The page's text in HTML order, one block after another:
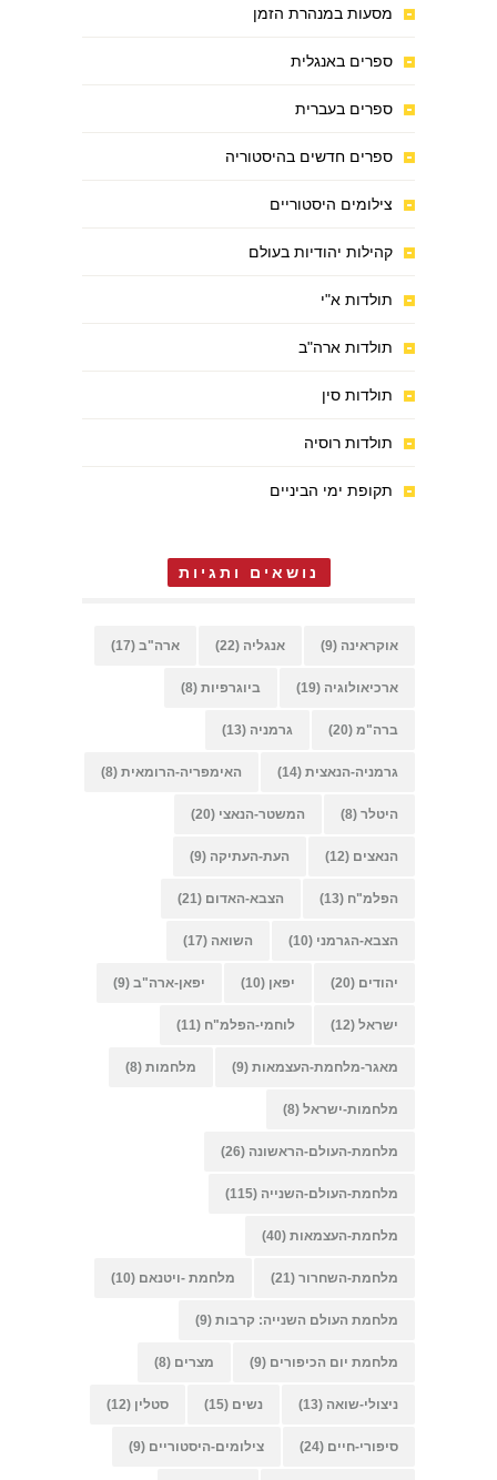
מסעות במנהרת הזמן
ספרים באנגלית
ספרים בעברית
ספרים חדשים בהיסטוריה
צילומים היסטוריים
קהילות יהודיות בעולם
תולדות א"י
תולדות ארה"ב
תולדות סין
תולדות רוסיה
תקופת ימי הביניים
נושאים ותגיות
אוקראינה (9) אנגליה (22) ארה"ב (17)
ארכיאולוגיה (19) ביוגרפיות (8)
ברה"מ (20) גרמניה (13)
גרמניה-הנאצית (14) האימפריה-הרומאית (8)
היטלר (8) המשטר-הנאצי (20)
הנאצים (12) העת-העתיקה (9)
הפלמ"ח (13) הצבא-האדום (21)
הצבא-הגרמני (10) השואה (17)
יהודים (20) יפאן (10) יפאן-ארה"ב (9)
ישראל (12) לוחמי-הפלמ"ח (11)
מאגר-מלחמת-העצמאות (9) מלחמות (8)
מלחמות-ישראל (8)
מלחמת-העולם-הראשונה (26)
מלחמת-העולם-השנייה (115)
מלחמת-העצמאות (40)
מלחמת-השחרור (21) מלחמת -ויטנאם (10)
מלחמת העולם השנייה: קרבות (9)
מלחמת יום הכיפורים (9) מצרים (8)
ניצולי-שואה (13) נשים (15) סטלין (12)
סיפורי-חיים (24) צילומים-היסטוריים (9)